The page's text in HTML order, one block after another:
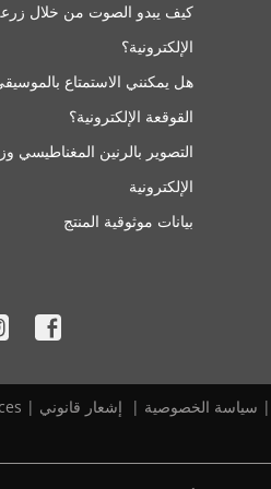
كيف يبدو الصوت من خلال
الإلكترونية؟
هل يمكنني الاستمتاع
القوقعة الإلكترونية؟
التصوير بالرنين المغناطيسي
الإلكترونية
بيانات موثوقية المنتج
|‎ سياسة الخصوصية |‎ إشعار قانوني |